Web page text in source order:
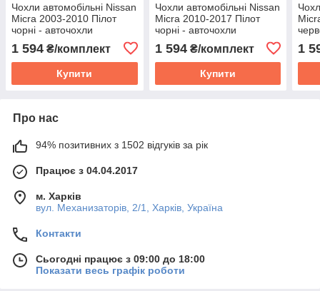
Чохли автомобільні Nissan
Micra 2003-2010 Пілот
чорні - авточохли
1 594 ₴/комплект
Купити
Чохли автомобільні Nissan
Micra 2010-2017 Пілот
чорні - авточохли
1 594₴/комплект
Купити
1
Про нас
94% позитивних з 1502 відгуків за рік
Працює з 04.04.2017
м. Харків
вул. Механизаторів, 2/1, Харків, Україна
Контакти
Сьогодні працює з 09:00 до 18:00
Показати весь графік роботи